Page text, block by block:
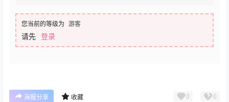
您当前的等级为 游客
请先 登录
海报分享 收藏 0 0